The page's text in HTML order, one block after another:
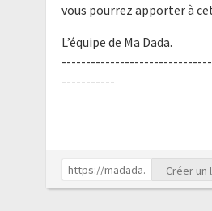
vous pourrez apporter à
L’équipe de Ma Dada.
-----------
Créer un